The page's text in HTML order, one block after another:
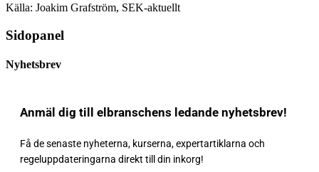
Källa: Joakim Grafström, SEK-aktuellt
Sidopanel
Nyhetsbrev
Anmäl dig till elbranschens ledande nyhetsbrev!
Få de senaste nyheterna, kurserna, expertartiklarna och
regeluppdateringarna direkt till din inkorg!